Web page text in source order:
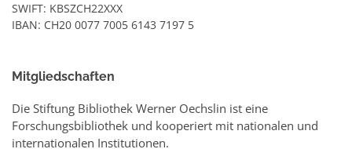
SWIFT: KBSZCH22XXX
IBAN: CH20 0077 7005 6143 7197 5
Mitgliedschaften
Die Stiftung Bibliothek Werner Oechslin ist eine
Forschungsbibliothek und kooperiert mit nationalen und
internationalen Institutionen.